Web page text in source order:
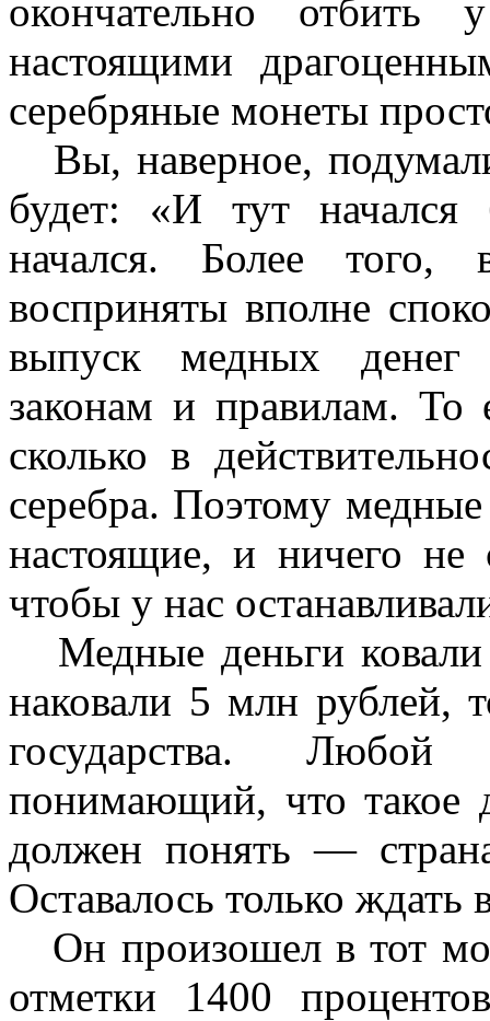
окончательно отбить
настоящими
серебряные монеты
Вы, наверное,
будет: «И тут
начался. Более того,
восприняты вполне
выпуск медных денег
законам и правилам. То
сколько в
серебра. Поэтому
настоящие, и ничего не
чтобы у нас
Медные деньги ковали
наковали 5 млн рублей,
государства.
понимающий, что такое
должен понять —
Оставалось только ждать
Он произошел в тот
отметки 1400